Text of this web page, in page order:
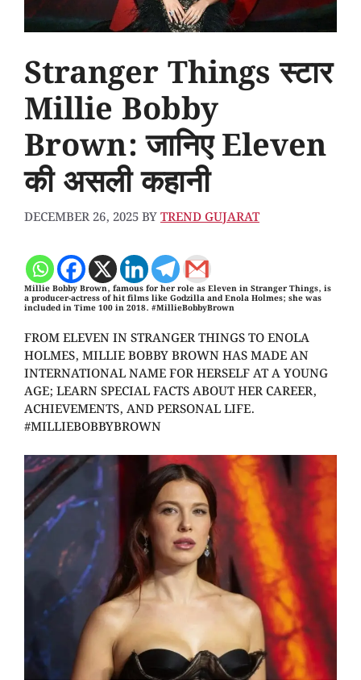
Stranger Things स्टार
Millie Bobby
Brown: जानिए Eleven
की असली कहानी
DECEMBER 26, 2025BYTREND GUJARAT
Millie Bobby Brown, famous for her role as Eleven in Stranger Things, is
a producer-actress of hit films like Godzilla and Enola Holmes; she was
included in Time 100 in 2018. #MillieBobbyBrown
FROM ELEVEN IN STRANGER THINGS TO ENOLA
HOLMES, MILLIE BOBBY BROWN HAS MADE AN
INTERNATIONAL NAME FOR HERSELF AT A YOUNG
AGE; LEARN SPECIAL FACTS ABOUT HER CAREER,
ACHIEVEMENTS, AND PERSONAL LIFE.
#MILLIEBOBBYBROWN